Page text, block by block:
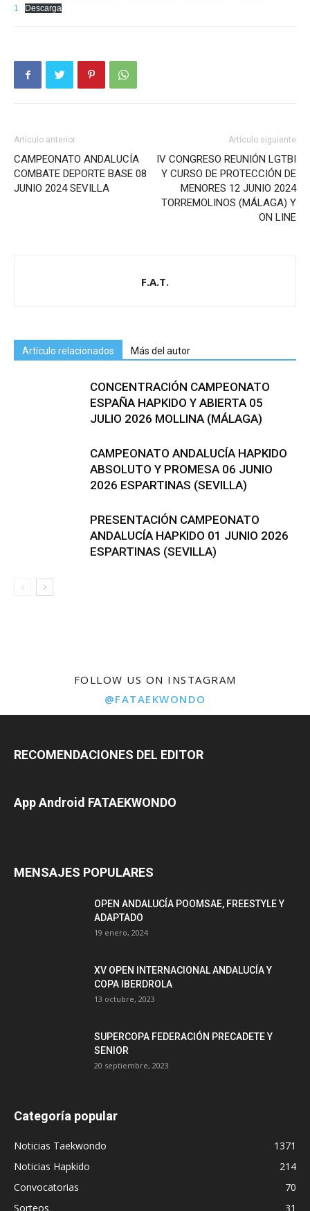
1
Descarga
Artículo anterior
CAMPEONATO ANDALUCÍA
COMBATE DEPORTE BASE 08
JUNIO 2024 SEVILLA
Artículo siguiente
IV CONGRESO REUNIÓN LGTBI
Y CURSO DE PROTECCIÓN DE
MENORES 12 JUNIO 2024
TORREMOLINOS (MÁLAGA) Y
ON LINE
F.A.T.
Artículo relacionados Más del autor
CONCENTRACIÓN CAMPEONATO
ESPAÑA HAPKIDO Y ABIERTA 05
JULIO 2026 MOLLINA (MÁLAGA)
CAMPEONATO ANDALUCÍA HAPKIDO
ABSOLUTO Y PROMESA 06 JUNIO
2026 ESPARTINAS (SEVILLA)
PRESENTACIÓN CAMPEONATO
ANDALUCÍA HAPKIDO 01 JUNIO 2026
ESPARTINAS (SEVILLA)
FOLLOW US ON INSTAGRAM
@FATAEKWONDO
RECOMENDACIONES DEL EDITOR
App Android FATAEKWONDO
MENSAJES POPULARES
OPEN ANDALUCÍA POOMSAE, FREESTYLE Y
ADAPTADO
19 enero, 2024
XV OPEN INTERNACIONAL ANDALUCÍA Y
COPA IBERDROLA
13 octubre, 2023
SUPERCOPA FEDERACIÓN PRECADETE Y
SENIOR
20 septiembre, 2023
Categoría popular
Noticias Taekwondo
1371
Noticias Hapkido
214
Convocatorias
70
Sorteos
31